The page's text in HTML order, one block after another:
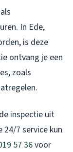
In Ede,
is deze
ontvang je een
zoals
inspectie uit
7 service kun
57 36voor